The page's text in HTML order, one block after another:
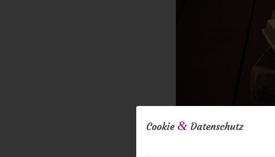
Cookie & Datenschutz